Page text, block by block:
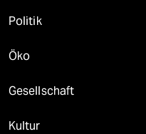
Politik
Öko
Gesellschaft
Kultur